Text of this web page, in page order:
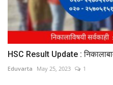
HSC Result Update :
Eduvarta May 25, 2023 1